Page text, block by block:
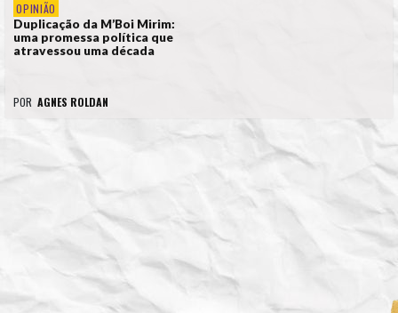
OPINIÃO
Duplicação da M’Boi Mirim:
uma promessa política que
atravessou uma década
POR AGNES ROLDAN